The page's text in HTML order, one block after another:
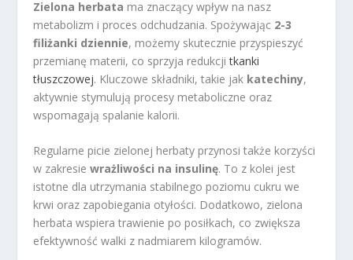
Zielona herbata ma znaczący wpływ na nasz
metabolizm i proces odchudzania. Spożywając 2-3
filiżanki dziennie, możemy skutecznie przyspieszyć
przemianę materii, co sprzyja redukcjitkanki
tłuszczowej. Kluczowe składniki, takie jak katechiny,
aktywnie stymulują procesy metaboliczne oraz
wspomagają spalanie kalorii.
Regularne picie zielonej herbaty przynosi także korzyści
w zakresiewrażliwości na insulinę. To z kolei jest
istotne dla utrzymania stabilnego poziomu cukru we
krwi oraz zapobiegania otyłości. Dodatkowo, zielona
herbata wspiera trawienie po posiłkach, co zwiększa
efektywność walki z nadmiarem kilogramów.